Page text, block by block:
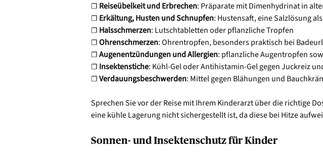
☐ Reiseübelkeit und Erbrechen: Präparate mit Dimenhydrinat in
☐ Erkältung, Husten und Schnupfen: Hustensaft, eine Salzlösung
☐ Halsschmerzen: Lutschtabletten oder pflanzliche Tropfen
☐Ohrenschmerzen: Ohrentropfen, besonders praktisch bei
☐Augenentzündungen und Allergien: pflanzliche Augentropfen
☐ Insektenstiche: Kühl-Gel oder Antihistamin-Gel gegen Juckreiz
☐Verdauungsbeschwerden: Mittel gegen Blähungen und
Sprechen Sie vor der Reise mit Ihrem Kinderarzt über die richtige
eine kühle Lagerung nicht sichergestellt ist, da diese bei Hitze
Sonnen- und Insektenschutz für Kinder